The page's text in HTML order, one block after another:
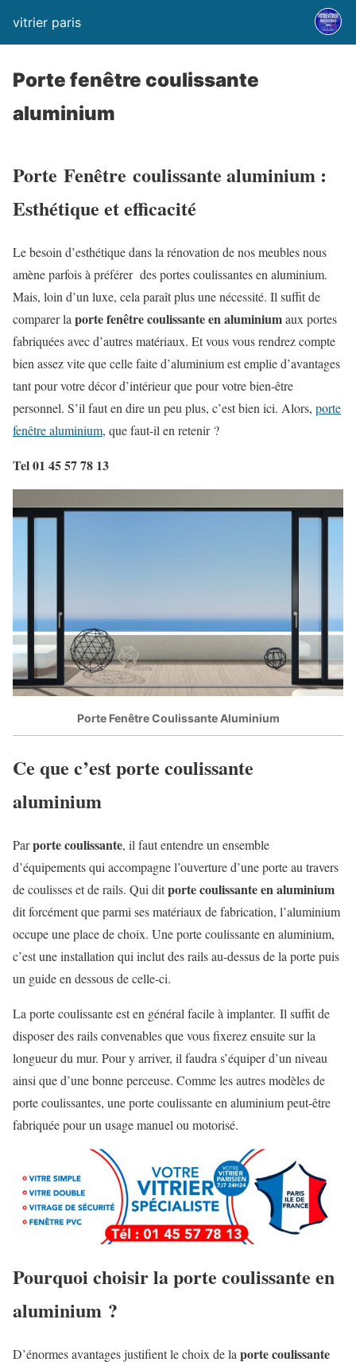
vitrier paris
Porte fenêtre coulissante
aluminium
Porte Fenêtre coulissante aluminium :
Esthétique et efficacité
Le besoin d’esthétique dans la rénovation de nos meubles nous
amène parfois à préférer des portes coulissantes en aluminium.
Mais, loin d’un luxe, cela paraît plus une nécessité. Il suffit de
comparer la porte fenêtre coulissante en aluminiumaux portes
fabriquées avec d’autres matériaux. Et vous vous rendrez compte
bien assez vite que celle faite d’aluminium est emplie d’avantages
tant pour votre décor d’intérieur que pour votre bien-être
personnel. S’il faut en dire un peu plus, c’est bien ici. Alors, porte
fenêtre aluminium, que faut-il en retenir ?
Tel 01 45 57 78 13
Porte Fenêtre Coulissante Aluminium
Ce que c’est porte coulissante
aluminium
Parporte coulissante, il faut entendre un ensemble
d’équipements qui accompagne l’ouverture d’une porte au travers
de coulisses et de rails. Qui ditporte coulissante en aluminium
dit forcément que parmi ses matériaux de fabrication, l’aluminium
occupe une place de choix. Une porte coulissante en aluminium,
c’est une installation qui inclut des rails au-dessus de la porte puis
un guide en dessous de celle-ci.
La porte coulissante est en général facile à implanter. Il suffit de
disposer des rails convenables que vous fixerez ensuite sur la
longueur du mur. Pour y arriver, il faudra s’équiper d’un niveau
ainsi que d’une bonne perceuse. Comme les autres modèles de
porte coulissantes, une porte coulissante en aluminium peut-être
fabriquée pour un usage manuel ou motorisé.
Pourquoi choisir la porte coulissante en
aluminium ?
D’énormes avantages justifient le choix de la porte coulissante